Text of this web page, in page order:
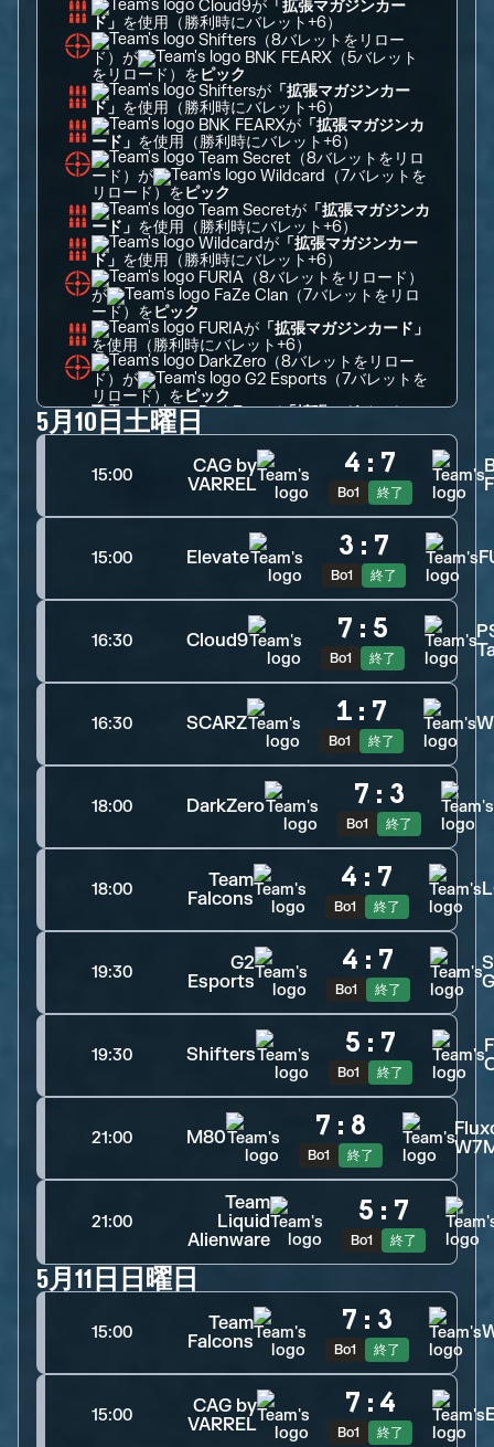
Cloud9が 「拡張マガジンカー
ド」 を使用（勝利時にバレット+6）
Shifters （8バレットをリロー
ド）が
BNK FEARX （5バレット
をリロード）をピック
Shiftersが 「拡張マガジンカー
ド」 を使用（勝利時にバレット+6）
BNK FEARXが 「拡張マガジンカ
ード」 を使用（勝利時にバレット+6）
Team Secret （8バレットをリロ
ード）が
Wildcard
（7バレットを
リロード）をピック
Team Secretが 「拡張マガジンカ
ード」 を使用（勝利時にバレット+6）
Wildcardが 「拡張マガジンカー
ド」 を使用（勝利時にバレット+6）
FURIA （8バレットをリロード）
が
FaZe Clan （7バレットをリロ
ード）をピック
FURIAが 「拡張マガジンカード」
を使用（勝利時にバレット+6）
DarkZero （8バレットをリロー
ド）が
G2 Esports （7バレットを
リロード）をピック
DarkZeroが「拡張マガジンカー
ド」を使用（勝利時にバレット+6）
勝利
M80
、14バレット獲得。
Cloud9、4バレット喪失）
Cloud9
を
エリミネート（ M80 ボーナスバ
BNK FEARX
が
Shifters
勝利（ BNK FEARX、0
Shifters、0バレ
ット喪失）
BNK FEARX
Shifters
エリミネート（
BNK
ボーナスバレット1）
が
Team
Secretに勝利（ Wildcard、13バ
Team Secret、14
バレット喪失）
が
Team
Wildcard ボーナスバレット1）
G2 Esportsが
DarkZero
勝利（ G2 Esports
DarkZero
、14バ
エリミネート（
G2
Esports
ボーナスバレット1）
FURIAが
FaZe
勝利
、8バレット
FaZe Clan
5月10日土曜日
15:00
CAG by
VARREL
4 : 7
Bo1 終了
15:00 Elevate 3 : 7
Bo1 終了
16:30 Cloud9 7 : 5
Bo1 終了
16:30 SCARZ 1 : 7
Bo1 終了
18:00 DarkZero 7 : 3
Bo1 終了
18:00
Team
Falcons
4 : 7
Bo1 終了
19:30
G2
Esports
4 : 7
Bo1 終了
19:30 Shifters 5 : 7
Bo1 終了
21:00 M80 7 : 8
Bo1 終了
21:00
Team
Liquid
Alienware
5 : 7
Bo1 終了
5月11日日曜日
15:00
Team
Falcons
7 : 3
Bo1 終了
15:00
CAG by
VARREL
7 : 4
Bo1 終了